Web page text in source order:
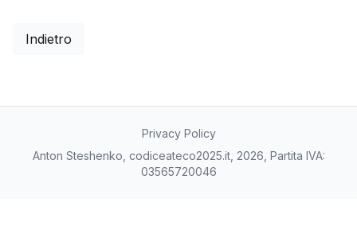
Indietro
Privacy Policy
Anton Steshenko, codiceateco2025.it, 2026, Partita IVA:
03565720046